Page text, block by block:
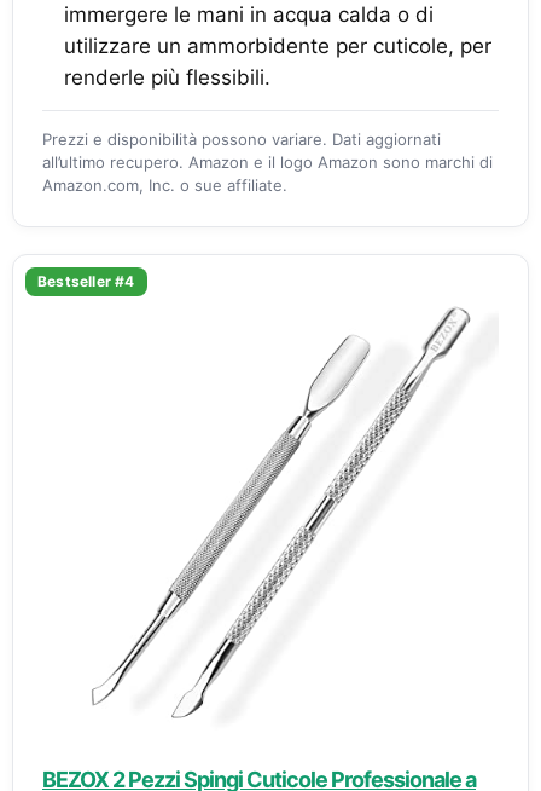
immergere le mani in acqua calda o di
utilizzare un ammorbidente per cuticole, per
renderle più flessibili.
Prezzi e disponibilità possono variare. Dati aggiornati
all’ultimo recupero. Amazon e il logo Amazon sono marchi di
Amazon.com, Inc. o sue affiliate.
Bestseller #4
BEZOX 2 Pezzi Spingi Cuticole Professionale a